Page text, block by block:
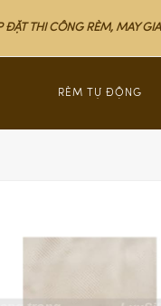
ĐẶT THI CÔNG RÈM, MAY
RÈM TỰ ĐỘNG